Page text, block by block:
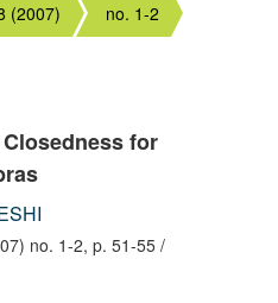
(2007)
no. 1-2
for
no. 1-2, p. 51-55 /